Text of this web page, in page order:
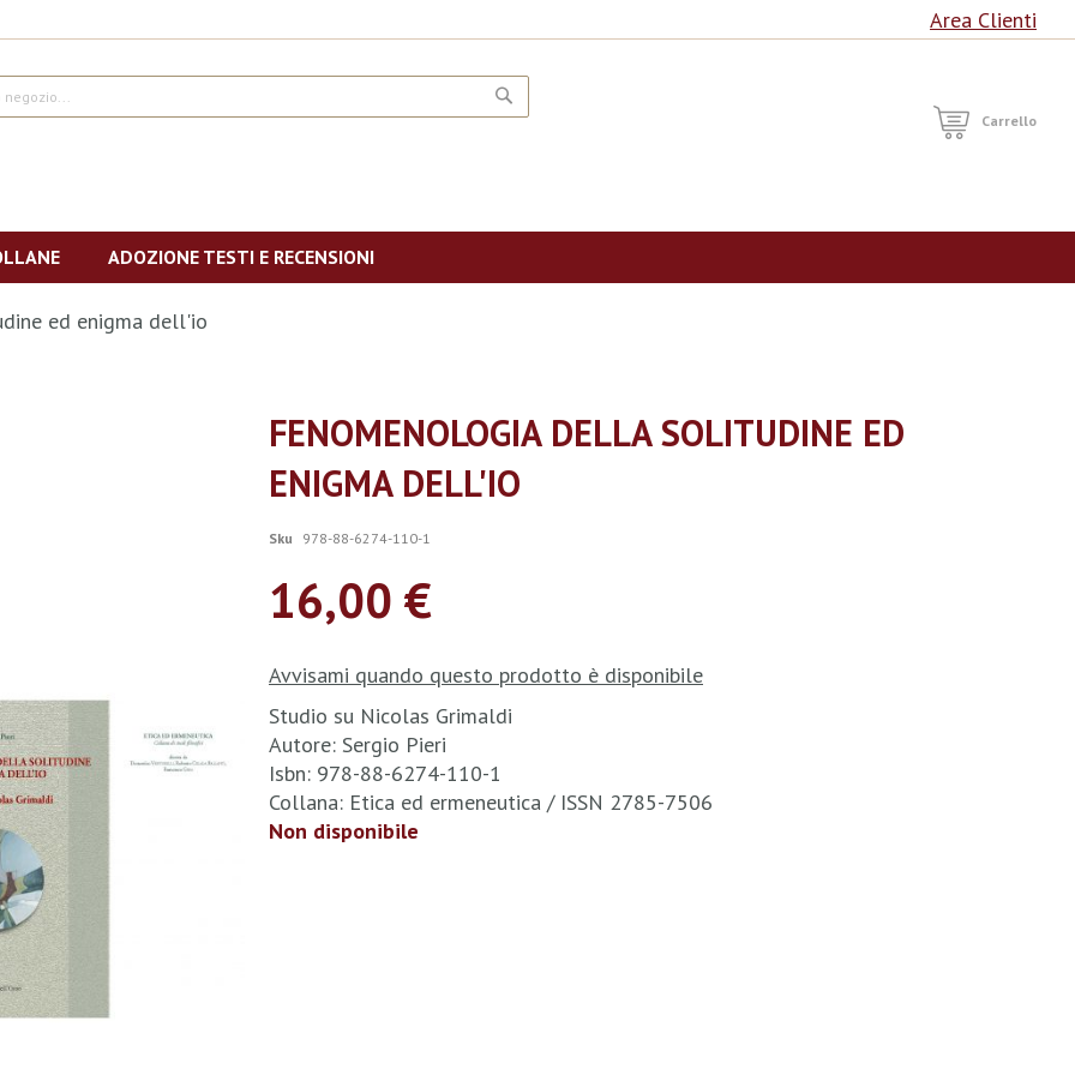
Area Clienti
Carrello
ADOZIONE TESTI E RECENSIONI
ed enigma dell'io
FENOMENOLOGIA DELLA SOLITUDINE ED
ENIGMA DELL'IO
Sku 978-88-6274-110-1
16,00 €
Avvisami quando questo prodotto è disponibile
Studio su Nicolas Grimaldi
Autore: Sergio Pieri
Isbn: 978-88-6274-110-1
Collana: Etica ed ermeneutica / ISSN 2785-7506
Non disponibile